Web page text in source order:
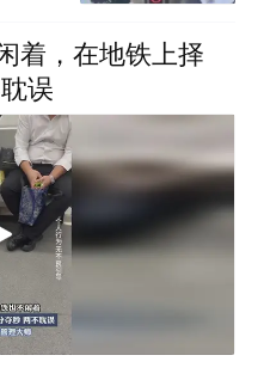
着，在地铁上择
误